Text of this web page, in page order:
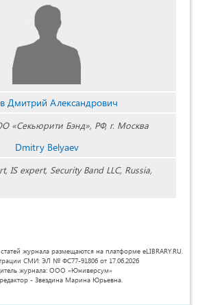
Дмитрий Александрович
«Секьюрити Бэнд», РФ, г. Москва
Dmitry Belyaev
IS expert, Security Band LLC, Russia,
журнала размещаются на платформе eLIBRARY.RU.
СМИ: ЭЛ № ФС77-91806 от 17.06.2026
журнала: ООО «Юниверсум»
- Звездина Марина Юрьевна.